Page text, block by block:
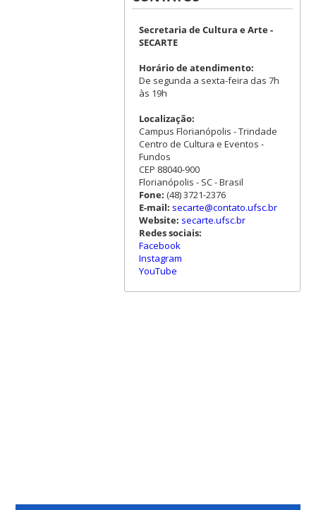
Secretaria de Cultura e Arte -
SECARTE
Horário de atendimento:
De segunda a sexta-feira das 7h
às 19h
Localização:
Campus Florianópolis - Trindade
Centro de Cultura e Eventos -
Fundos
CEP 88040-900
Florianópolis - SC - Brasil
Fone: (48) 3721-2376
E-mail: secarte@contato.ufsc.br
Website: secarte.ufsc.br
Redes sociais:
Facebook
Instagram
YouTube